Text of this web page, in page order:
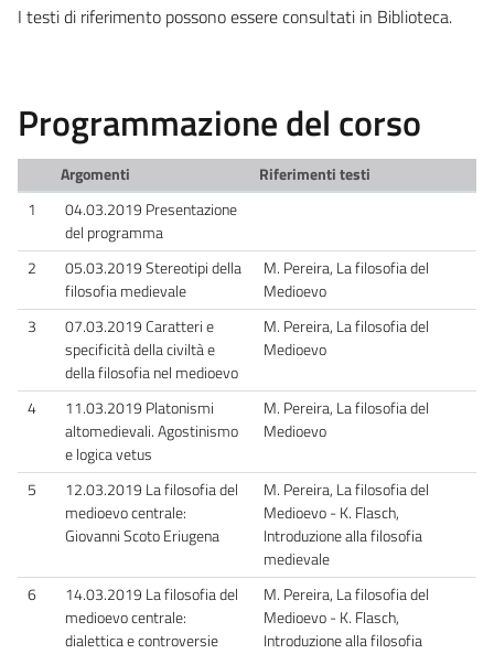
I testi di riferimento possono essere consultati in Biblioteca.
Programmazione del corso
Argomenti
Riferimenti testi
1
04.03.2019 Presentazione
del programma
2
05.03.2019 Stereotipi della
filosofia medievale
M. Pereira, La filosofia del
Medioevo
3
07.03.2019 Caratteri e
specificità della civiltà e
della filosofia nel medioevo
M. Pereira, La filosofia del
Medioevo
4
11.03.2019 Platonismi
altomedievali. Agostinismo
e logica vetus
M. Pereira, La filosofia del
Medioevo
5
12.03.2019 La filosofia del
medioevo centrale:
Giovanni Scoto Eriugena
M. Pereira, La filosofia del
Medioevo - K. Flasch,
Introduzione alla filosofia
medievale
6
14.03.2019 La filosofia del
medioevo centrale:
dialettica e controversie
M. Pereira, La filosofia del
Medioevo - K. Flasch,
Introduzione alla filosofia